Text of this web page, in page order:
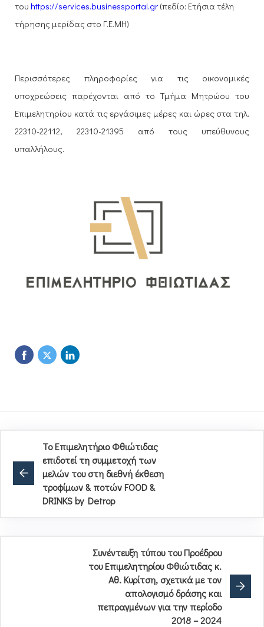
του https://services.businessportal.gr (πεδίο: Ετήσια τέλη
τήρησης μερίδας στο Γ.Ε.ΜΗ)
Περισσότερες πληροφορίες για τις οικονομικές
υποχρεώσεις παρέχονται από το Τμήμα Μητρώου του
Επιμελητηρίου κατά τις εργάσιμες μέρες και ώρες στα τηλ.
22310-22112, 22310-21395 από τους υπεύθυνους
υπαλλήλους.
Το Επιμελητήριο Φθιώτιδας
επιδοτεί τη συμμετοχή των
μελών του στη διεθνή έκθεση
τροφίμων & ποτών FOOD &
DRINKS by Detrop
Συνέντευξη τύπου του Προέδρου
του Επιμελητηρίου Φθιώτιδας κ.
Αθ. Κυρίτση, σχετικά με τον
απολογισμό δράσης και
πεπραγμένων για την περίοδο
2018 – 2024